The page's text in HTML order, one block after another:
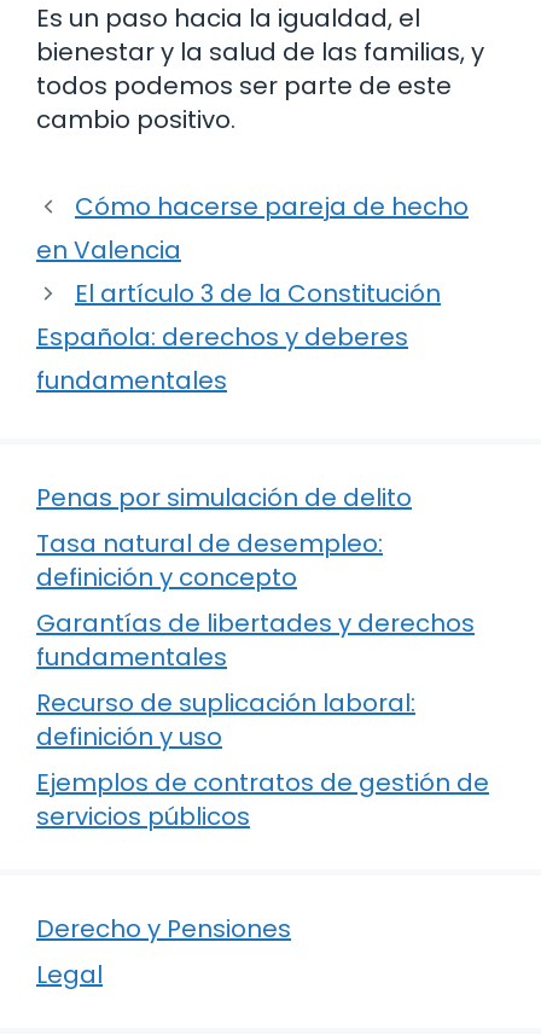
Es un paso hacia la igualdad, el
bienestar y la salud de las familias, y
todos podemos ser parte de este
cambio positivo.
Cómo hacerse pareja de hecho
en Valencia
El artículo 3 de la Constitución
Española: derechos y deberes
fundamentales
Penas por simulación de delito
Tasa natural de desempleo:
definición y concepto
Garantías de libertades y derechos
fundamentales
Recurso de suplicación laboral:
definición y uso
Ejemplos de contratos de gestión de
servicios públicos
Derecho y Pensiones
Legal